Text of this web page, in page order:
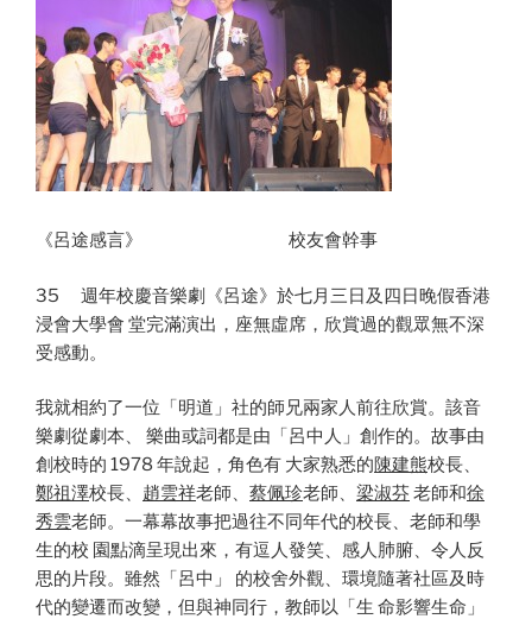
《呂途感言》 校友會幹事
35 週年校慶音樂劇《呂途》於七月三日及四日晚假香港
浸會大學會 堂完滿演出，座無虛席，欣賞過的觀眾無不深
受感動。
我就相約了一位「明道」社的師兄兩家人前往欣賞。該音
樂劇從劇本、 樂曲或詞都是由「呂中人」創作的。故事由
創校時的 1978 年說起，角色有 大家熟悉的陳建熊校長、
鄭祖澤校長、 趙雲祥老師、 蔡佩珍老師、 梁淑芬 老師和徐
秀雲老師。一幕幕故事把過往不同年代的校長、老師和學
生的校 園點滴呈現出來，有逗人發笑、感人肺腑、令人反
思的片段。雖然「呂中」 的校舍外觀、環境隨著社區及時
代的變遷而改變，但與神同行，教師以「生 命影響生命」